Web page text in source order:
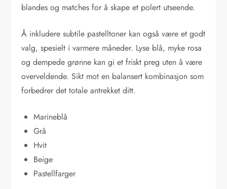
blandes og matches for å skape et polert utseende.
Å inkludere subtile pastelltoner kan også være et godt
valg, spesielt i varmere måneder. Lyse blå, myke rosa
og dempede grønne kan gi et friskt preg uten å være
overveldende. Sikt mot en balansert kombinasjon som
forbedrer det totale antrekket ditt.
Marineblå
Grå
Hvit
Beige
Pastellfarger